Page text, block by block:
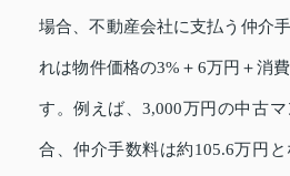
場合、不動産会社に支払う仲介
れは物件価格の3%＋6万円＋消
す。例えば、3,000万円の中古
合、仲介手数料は約105.6万円